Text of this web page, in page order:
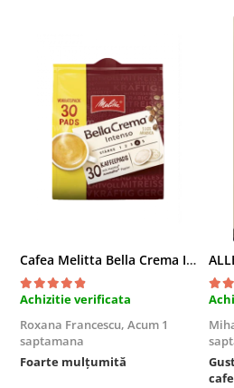
Cafea Melitta Bella Crema Intenso, 30 paduri, compatibile Senseo
Achizitie verificata
Roxana Francescu, Acum 1
saptamana
Foarte mulțumită